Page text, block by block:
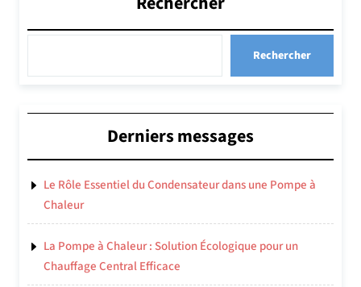
Rechercher
Derniers messages
Le Rôle Essentiel du Condensateur dans une Pompe à
Chaleur
La Pompe à Chaleur : Solution Écologique pour un
Chauffage Central Efficace